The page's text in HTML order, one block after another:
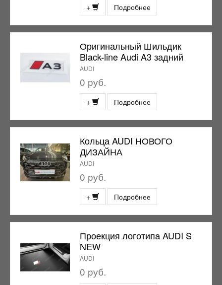
+ Подробнее
Оригинальный Шильдик
Black-line Audi A3 задний
AUDI
0 руб.
+ Подробнее
Кольца AUDI НОВОГО
ДИЗАЙНА
AUDI
0 руб.
+ Подробнее
Проекция логотипа AUDI S
NEW
AUDI
0 руб.